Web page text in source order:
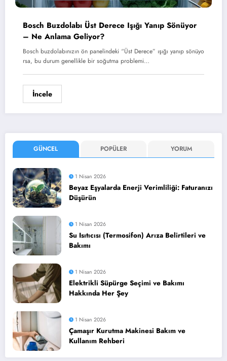
Bosch Buzdolabı Üst Derece Işığı Yanıp Sönüyor
– Ne Anlama Geliyor?
Bosch buzdolabınızın ön panelindeki “Üst Derece” ışığı yanıp sönüyo
rsa, bu durum genellikle bir soğutma problemi…
İncele
GÜNCEL POPÜLER YORUM
1 Nisan 2026
Beyaz Eşyalarda Enerji Verimliliği: Faturanızı
Düşürün
1 Nisan 2026
Su Isıtıcısı (Termosifon) Arıza Belirtileri ve
Bakımı
1 Nisan 2026
Elektrikli Süpürge Seçimi ve Bakımı
Hakkında Her Şey
1 Nisan 2026
Çamaşır Kurutma Makinesi Bakım ve
Kullanım Rehberi